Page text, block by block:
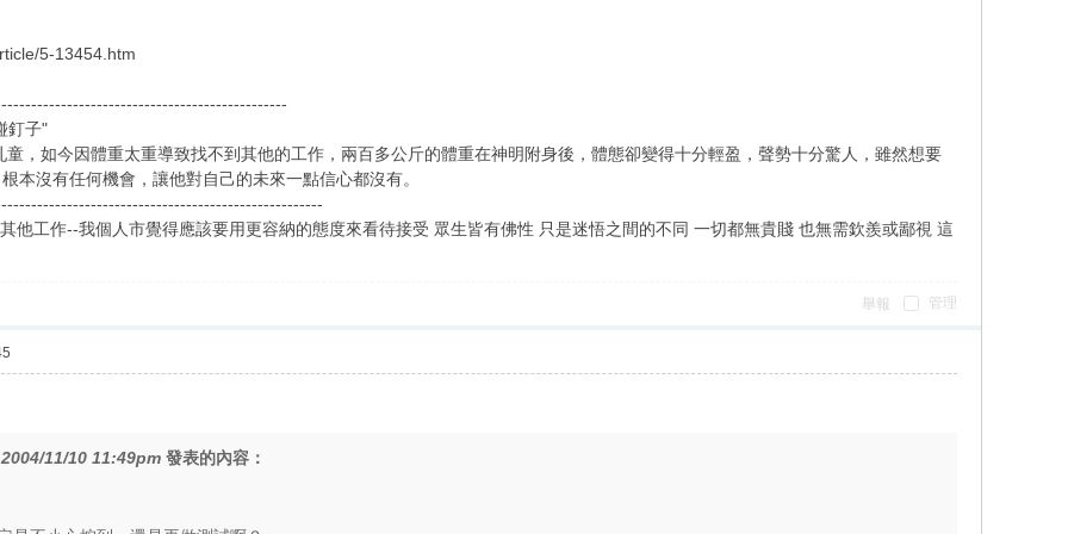
5-13454.htm
釘子"
如今因體重太重導致找不到其他的工作，兩百多公斤的體重在神明附身後，體態卻變得十分輕盈，聲勢十分驚人，雖然想要
本沒有任何機會，讓他對自己的未來一點信心都沒有。
他工作--我個人市覺得應該要用更容納的態度來看待接受 眾生皆有佛性 只是迷悟之間的不同 一切都無貴賤 也無需欽羨或鄙視 這
管理
舉報
2004/11/10 11:49pm 發表的內容：